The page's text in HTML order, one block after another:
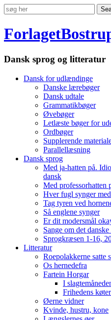
Dansk sprog og litteratur
Dansk for udlændinge
Danske lærebøger
Dansk udtale
Grammatikbøger
Øvebøger
Letlæste bøger for
Ordbøger
Supplerende
Parallellæsning
Dansk sprog
Med ja-hatten på.
dansk
Med professorhatten
Hver fugl synger
Tag tyren ved
Så englene synger
Er dit modersmål
Sange om det
Sprogkræsen 1-16,
Litteratur
Roepolakkerne satte
Os hernedefra
Fartein Horgar
I
Frihedens
Øerne vidner
Kvinde, hustru, kone